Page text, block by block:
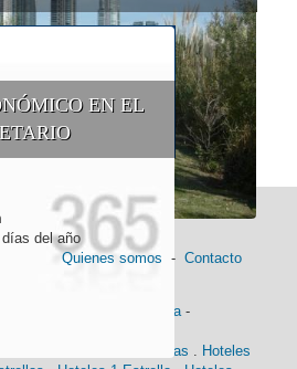
EN EL
del año
Quienes somos - Contacto
Historia-
Hoteles 4 Estrellas . Hoteles